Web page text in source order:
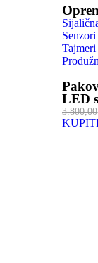
Senzori
Tajmeri
LED
3.800,00